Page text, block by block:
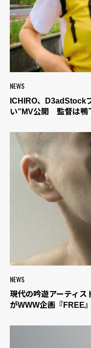
NEWS
ICHIRO、D3adStock
い”MV公開 監督は鴨
NEWS
現代の吟遊アーティ
がWWW企画『FREE